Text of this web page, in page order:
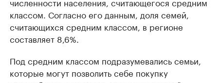
классом. Согласно его данным, доля семей,
считающихся средним классом, в регионе
составляет 8,6%.
Под средним классом подразумевались семьи,
которые могут позволить себе покупку